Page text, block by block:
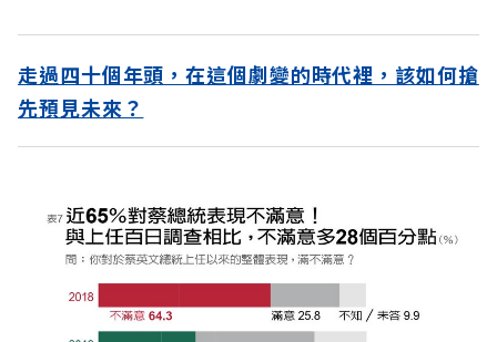
走過四十個年頭，在這個劇變的時代裡，該如何搶
先預見未來？